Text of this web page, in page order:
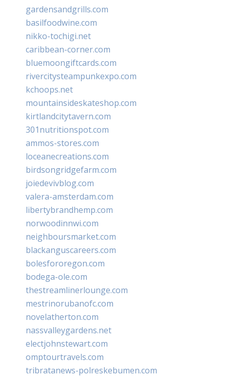
gardensandgrills.com
basilfoodwine.com
nikko-tochigi.net
caribbean-corner.com
bluemoongiftcards.com
rivercitysteampunkexpo.com
kchoops.net
mountainsideskateshop.com
kirtlandcitytavern.com
301nutritionspot.com
ammos-stores.com
loceanecreations.com
birdsongridgefarm.com
joiedevivblog.com
valera-amsterdam.com
libertybrandhemp.com
norwoodinnwi.com
neighboursmarket.com
blackanguscareers.com
bolesfororegon.com
bodega-ole.com
thestreamlinerlounge.com
mestrinorubanofc.com
novelatherton.com
nassvalleygardens.net
electjohnstewart.com
omptourtravels.com
tribratanews-polreskebumen.com